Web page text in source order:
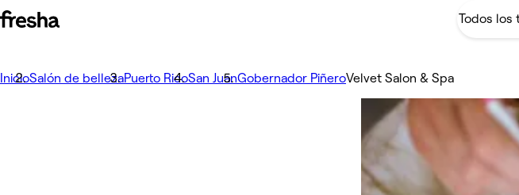
InicioSalón de bellezaPuerto RicoSan JuanGobernador PiñeroVelvet Salon & Spa